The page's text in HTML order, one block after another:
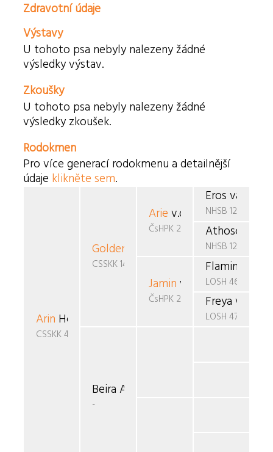
Zdravotní údaje
Výstavy
U tohoto psa nebyly nalezeny žádné
výsledky výstav.
Zkoušky
U tohoto psa nebyly nalezeny žádné
výsledky zkoušek.
Rodokmen
Pro více generací rodokmenu a detailnější
údaje klikněte sem.
Arin Horned
CSSKK 432/94
Golden
CSSKK 146/91/90
Beira Aghil Jokoto CS
-
Arie v.d. Ramselaar
ČsHPK 20/88/88/89
Jamin van de
ČsHPK 2-86/85/88
Eros van
NHSB 1290690
Athosca v.d.
NHSB 1227295
Flaming Star
LOSH 462670
Freya v.d.
LOSH 473563